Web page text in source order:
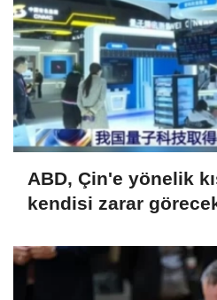
ABD, Çin'e yönelik
kendisi zarar